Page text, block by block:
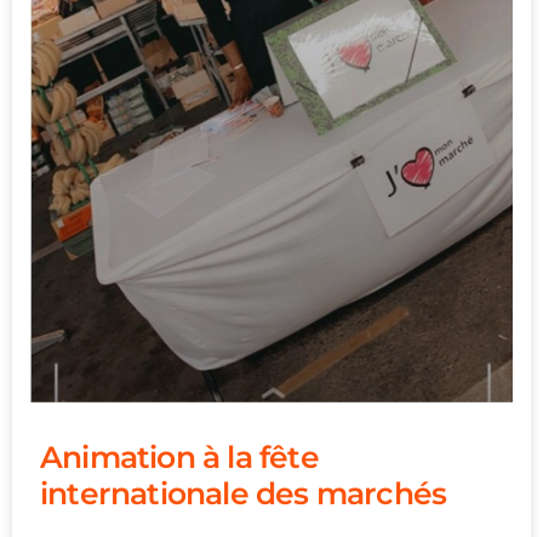
Animation à la fête
internationale des marchés